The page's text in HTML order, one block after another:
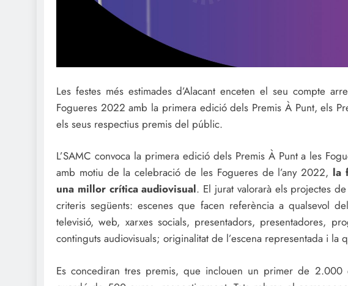
Les festes més estimades d’Alacant enceten el seu compte
Fogueres 2022 amb la primera edició dels Premis À Punt, els
els seus respectius premis del públic.
L’SAMC convoca la primera edició dels Premis À Punt a les
amb motiu de la celebració de les Fogueres de l’any 2022, la
una millor crítica audiovisual. El jurat valorarà els projectes
criteris següents: escenes que facen referència a qualsevol
televisió, web, xarxes socials, presentadors, presentadores,
continguts audiovisuals; originalitat de l’escena representada i la
Es concediran tres premis, que inclouen un primer de